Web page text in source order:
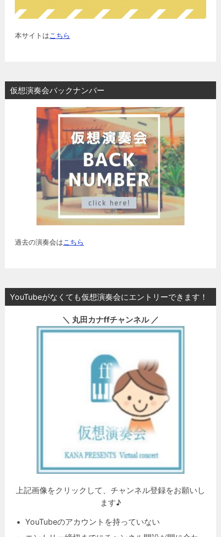
本サイトはこちら
仮想演奏会バックナンバー
過去の演奏会はこちら
YouTubeがなくても仮想演奏会にエントリーできます！
＼ 丸田カナffチャンネル ／
上記画像をクリックして、チャンネル登録をお願いし
ます♪
YouTubeのアカウントを持っていない